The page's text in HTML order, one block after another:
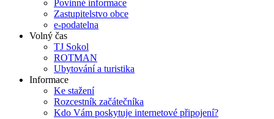
Povinné informace
Zastupitelstvo obce
e-podatelna
Volný čas
TJ Sokol
ROTMAN
Ubytování a turistika
Informace
Ke stažení
Rozcestník začátečníka
Kdo Vám poskytuje internetové připojení?